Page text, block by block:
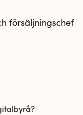
försäljningschef